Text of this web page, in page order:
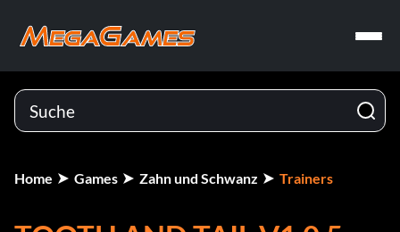
Home Games Zahn und Schwanz Trainers